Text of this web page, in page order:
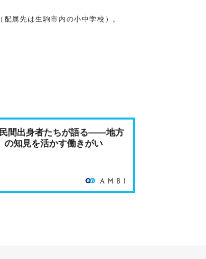
属先は生駒市内の小中学校）。
間出身者たちが語る――地方
の知見を活かす働きがい